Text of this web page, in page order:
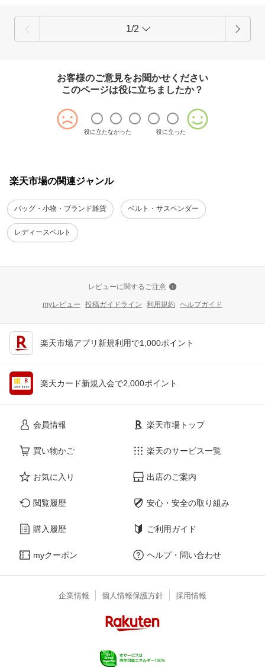
1/2
お客様のご意見をお聞かせください
このページは役に立ちましたか？
役に立たなかった 役に立った
楽天市場の関連ジャンル
バッグ・小物・ブランド雑貨 ベルト・サスペンダー
レディースベルト
レビューに関するご注意
myレビュー 投稿ガイドライン 利用規約 ヘルプガイド
楽天市場アプリ新規利用で1,000ポイント
楽天カード新規入会で2,000ポイント
会員情報
買い物かご
お気に入り
閲覧履歴
購入履歴
myクーポン
楽天市場トップ
楽天のサービス一覧
出店のご案内
安心・安全の取り組み
ご利用ガイド
ヘルプ・問い合わせ
企業情報 個人情報保護方針 採用情報